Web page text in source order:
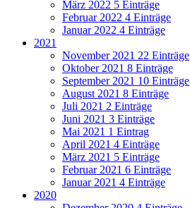
März 2022 5 Einträge
Februar 2022 4 Einträge
Januar 2022 4 Einträge
2021
November 2021 22 Einträge
Oktober 2021 8 Einträge
September 2021 10 Einträge
August 2021 8 Einträge
Juli 2021 2 Einträge
Juni 2021 3 Einträge
Mai 2021 1 Eintrag
April 2021 4 Einträge
März 2021 5 Einträge
Februar 2021 6 Einträge
Januar 2021 4 Einträge
2020